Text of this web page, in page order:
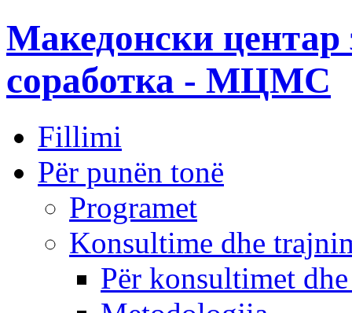
Македонски центар
соработка - МЦМС
Fillimi
Për punën tonë
Programet
Konsultime dhe
Për konsultimet